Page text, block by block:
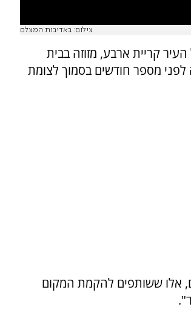
צילום: באדיבות המצלם
קריית ארבע, מזוזה בבית
מספר חודשים בסמוך לצומת
אלו ששותפים להקמת המקום